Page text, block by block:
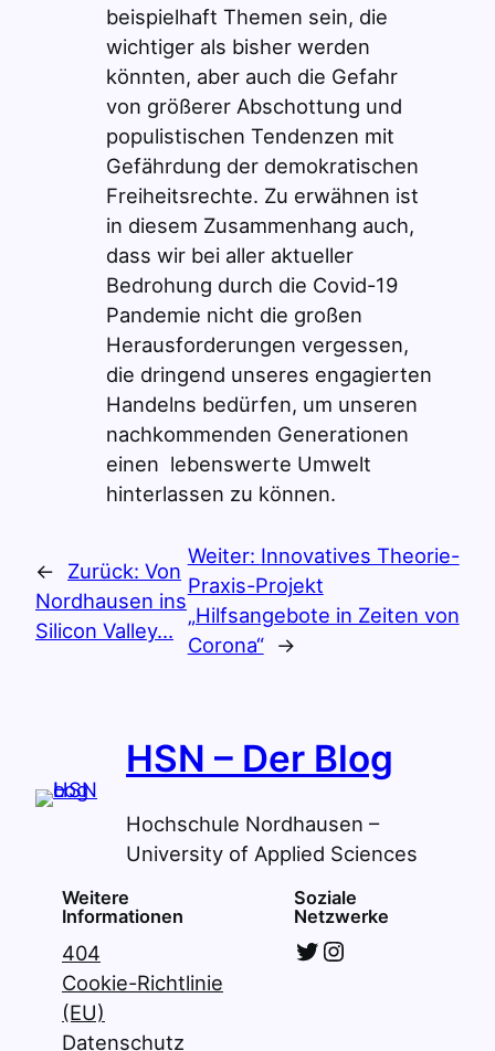
beispielhaft Themen sein, die
wichtiger als bisher werden
könnten, aber auch die Gefahr
von größerer Abschottung und
populistischen Tendenzen mit
Gefährdung der demokratischen
Freiheitsrechte. Zu erwähnen ist
in diesem Zusammenhang auch,
dass wir bei aller aktueller
Bedrohung durch die Covid-19
Pandemie nicht die großen
Herausforderungen vergessen,
die dringend unseres engagierten
Handelns bedürfen, um unseren
nachkommenden Generationen
einen lebenswerte Umwelt
hinterlassen zu können.
← Zurück: Von
Nordhausen ins
Silicon Valley…
Weiter: Innovatives Theorie-
Praxis-Projekt
„Hilfsangebote in Zeiten von
Corona“
→
HSN – Der Blog
Hochschule Nordhausen –
University of Applied Sciences
Weitere
Informationen
404
Cookie-Richtlinie
(EU)
Datenschutz
Soziale
Netzwerke
Twitter Instagram